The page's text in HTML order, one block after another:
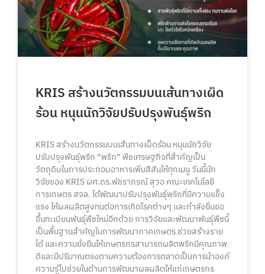
KRIS สร้างนวัตกรรมบนเส้นทางเผ็ด
ร้อน หนุนนักวิจัยปรับปรุงพันธุ์พริก
KRIS สร้างนวัตกรรมบนเส้นทางเผ็ดร้อน หนุนนักวิจัย
ปรับปรุงพันธุ์พริก “พริก” พืชเศรษฐกิจที่สำคัญเป็น
วัตถุดิบในการประกอบอาหารเพิ่มสีสันให้ทุกเมนู วันนี้นัก
วิจัยของ KRIS ผศ.ดร.พัชราภรณ์ สุวอ คณะเทคโนโลยี
การเกษตร สจล. ได้พัฒนาปรับปรุงพันธุ์พริกที่มีความแข็ง
แรง ให้ผลผลิตสูงทนต่อการเกิดโรคต่างๆ และกำลังยื่นขอ
ขึ้นทะเบียนพันธุ์พืชใหม่อีกด้วย การวิจัยและพัฒนาพันธุ์พืชนี้
เป็นพื้นฐานสำคัญในการพัฒนาภาคเกษตร ช่วยสร้างราย
ได้ และความยั่งยืนให้เกษตรกรสามารถผลิตพริกมีคุณภาพ
ดีและมีปริมาณตรงตามความต้องการตลาดเป็นการนำองค์
ความรู้ไปช่วยในด้านการพัฒนาผลผลิตให้แก่เกษตรกร